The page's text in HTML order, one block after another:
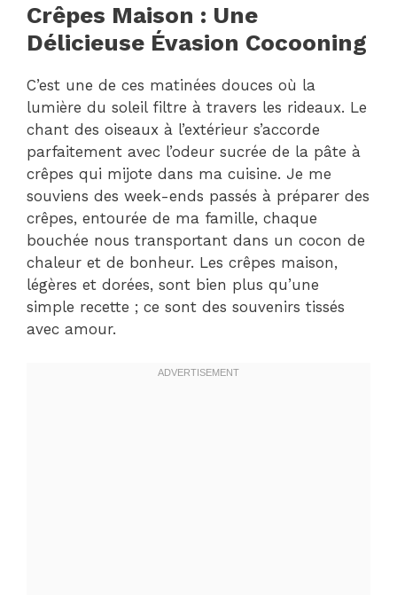
Crêpes Maison : Une
Délicieuse Évasion Cocooning
C’est une de ces matinées douces où la
lumière du soleil filtre à travers les rideaux. Le
chant des oiseaux à l’extérieur s’accorde
parfaitement avec l’odeur sucrée de la pâte à
crêpes qui mijote dans ma cuisine. Je me
souviens des week-ends passés à préparer des
crêpes, entourée de ma famille, chaque
bouchée nous transportant dans un cocon de
chaleur et de bonheur. Les crêpes maison,
légères et dorées, sont bien plus qu’une
simple recette ; ce sont des souvenirs tissés
avec amour.